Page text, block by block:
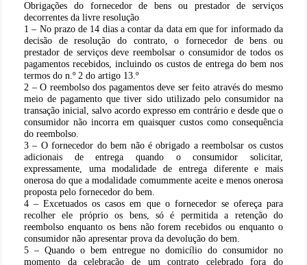
Obrigações do fornecedor de bens ou prestador de serviços
decorrentes da livre resolução
1 – No prazo de 14 dias a contar da data em que for informado da
decisão de resolução do contrato, o fornecedor de bens ou
prestador de serviços deve reembolsar o consumidor de todos os
pagamentos recebidos, incluindo os custos de entrega do bem nos
termos do n.º 2 do artigo 13.º
2 – O reembolso dos pagamentos deve ser feito através do mesmo
meio de pagamento que tiver sido utilizado pelo consumidor na
transação inicial, salvo acordo expresso em contrário e desde que o
consumidor não incorra em quaisquer custos como consequência
do reembolso.
3 – O fornecedor do bem não é obrigado a reembolsar os custos
adicionais de entrega quando o consumidor solicitar,
expressamente, uma modalidade de entrega diferente e mais
onerosa do que a modalidade comummente aceite e menos onerosa
proposta pelo fornecedor do bem.
4 – Excetuados os casos em que o fornecedor se ofereça para
recolher ele próprio os bens, só é permitida a retenção do
reembolso enquanto os bens não forem recebidos ou enquanto o
consumidor não apresentar prova da devolução do bem.
5 – Quando o bem entregue no domicílio do consumidor no
momento da celebração de um contrato celebrado fora do